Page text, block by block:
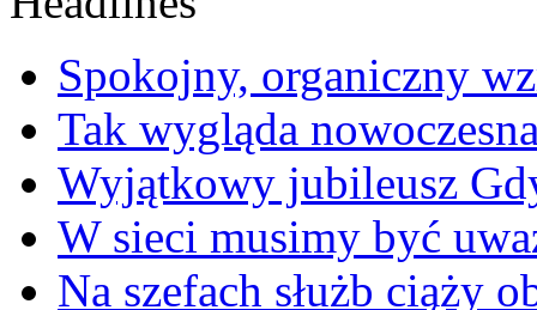
Spokojny, organiczny
Tak wygląda
Wyjątkowy jubileusz
W sieci musimy być
Na szefach służb ciąży